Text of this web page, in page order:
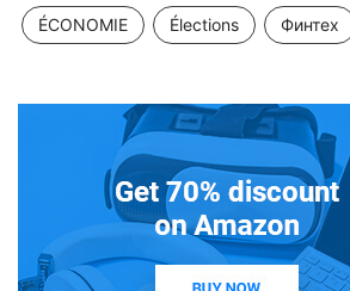
ÉCONOMIE Élections Финтех